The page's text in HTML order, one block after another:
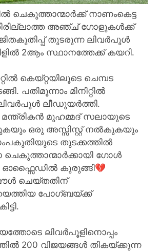
ചെകുത്താന്മാർക്ക് നാണംകെട്ട
അഞ്ച് ഗോളുകൾക്ക്
തുടരുന്ന ലിവർപൂൾ
2ആം സ്ഥാനത്തേക്ക് കയറി.
കെയ്റ്റയിലൂടെ ചെമ്പട
പതിമൂന്നാം മിനിറ്റിൽ
ലീഡുയർത്തി.
മുഹമ്മദ് സലായുടെ
ഒരു അസ്സിസ്റ്റ്‌ നൽകുകയും
തുടക്കത്തിൽ
ഗോൾ
ഓഫ്സൈഡിൽ കുരുങ്ങി💔
ചെയ്തതിന്
പോഗ്ബയ്ക്ക്
ലിവർപൂളിനൊപ്പം
200 വിജയങ്ങൾ തികയ്ക്കുന്ന